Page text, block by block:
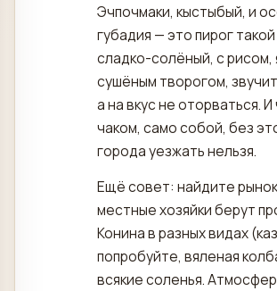
Эчпочмаки, кыстыбый, и
губадия — это пирог
сладко-солёный, с рисом,
сушёным творогом,
а на вкус не оторваться. И
чаком, само собой, без
города уезжать нельзя.
Ещё совет: найдите
местные хозяйки берут
Конина в разных видах
попробуйте, вяленая
всякие соленья.